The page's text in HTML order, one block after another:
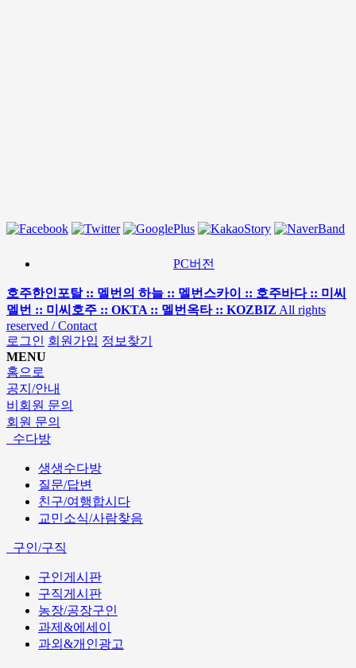
PC버전
호주한인포탈 :: 멜번의 하늘 :: 멜번스카이 :: 호주바다 :: 미씨
멜번 :: 미씨호주 :: OKTA :: 멜번옥타 :: KOZBIZ All rights
reserved / Contact
로그인 회원가입 정보찾기
MENU
홈으로
공지/안내
비회원 문의
회원 문의
수다방
생생수다방
질문/답변
친구/여행합시다
교민소식/사람찾음
구인/구직
구인게시판
구직게시판
농장/공장구인
과제&에세이
과외&개인광고